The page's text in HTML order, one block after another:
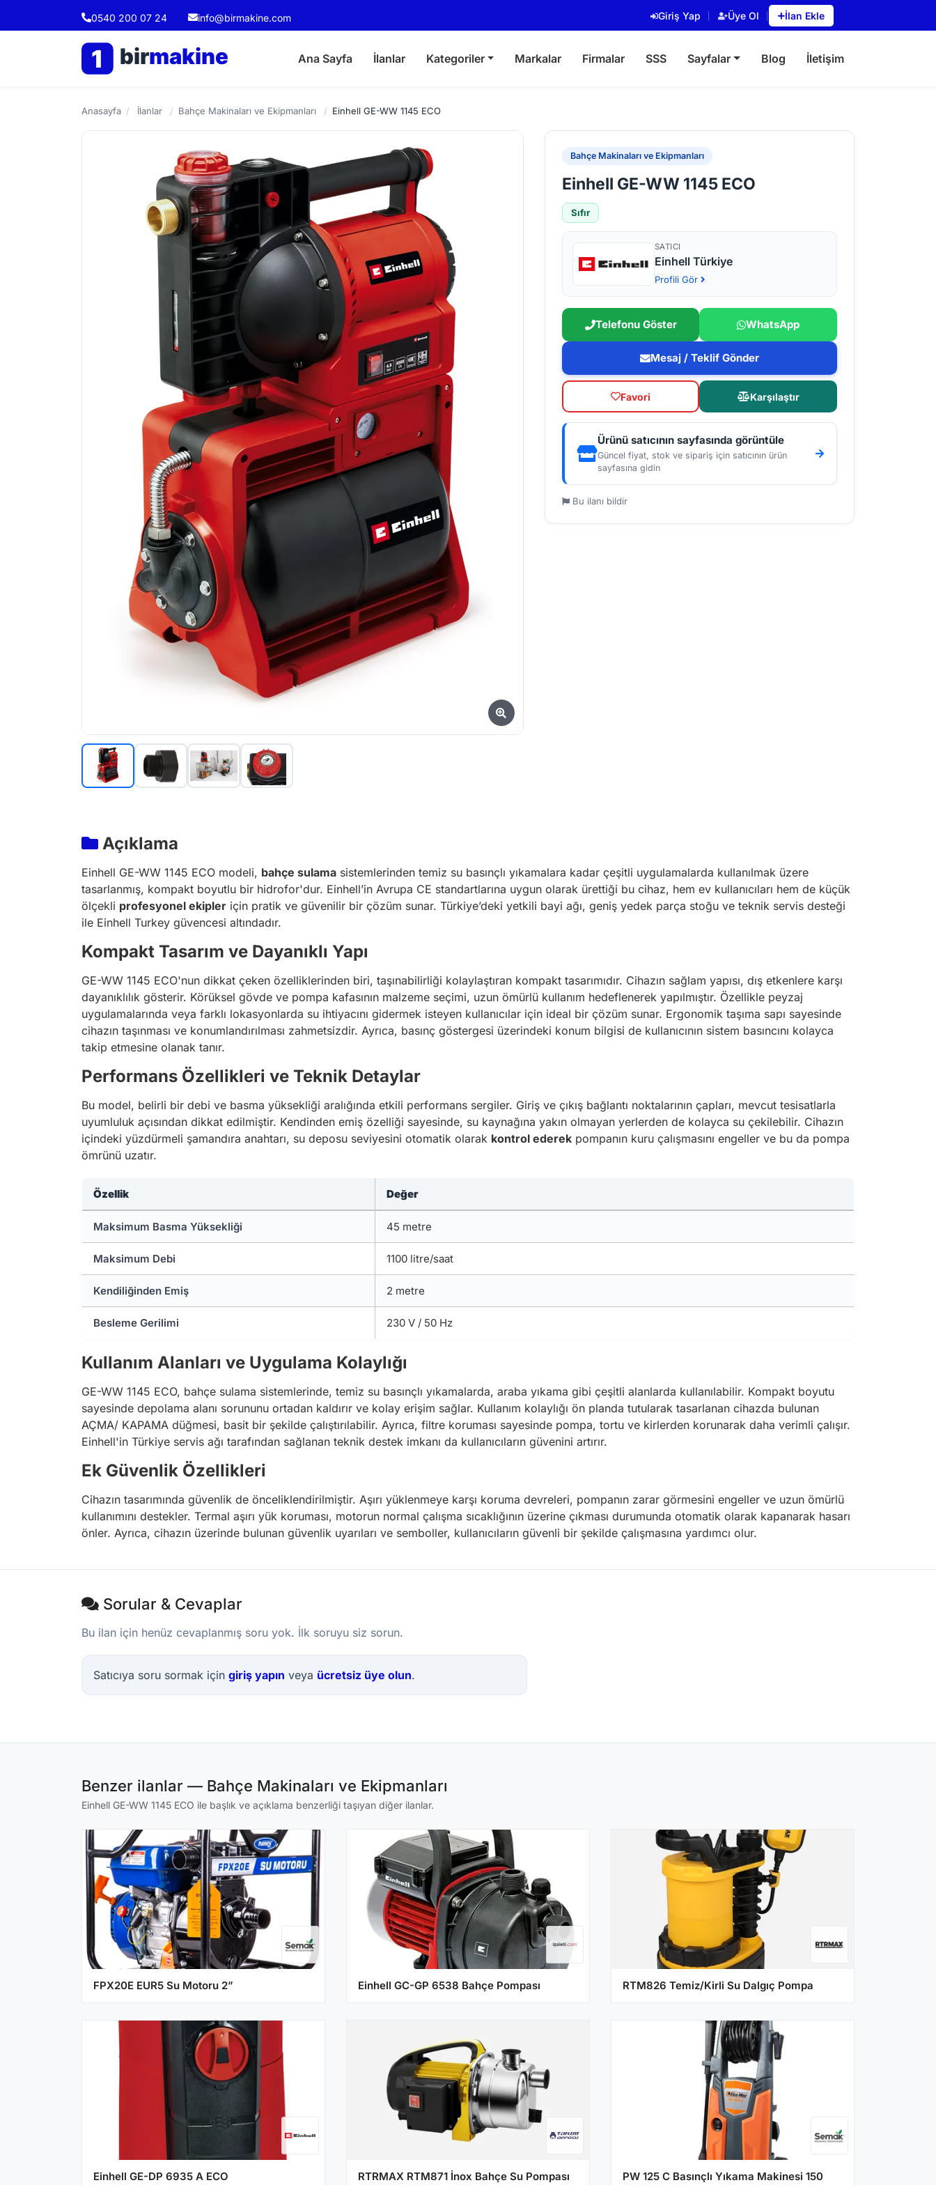
0540 200 07 24 info@birmakine.com Giriş Yap Üye Ol İlan Ekle
1 birmakine Ana Sayfa İlanlar Kategoriler Markalar Firmalar SSS Sayfalar Blog İletişim
Anasayfa / İlanlar / Bahçe Makinaları ve Ekipmanları / Einhell GE-WW 1145 ECO
Bahçe Makinaları ve Ekipmanları
Einhell GE-WW 1145 ECO
Sıfır
SATICI
Einhell Türkiye
Profili Gör
Telefonu Göster WhatsApp
Mesaj / Teklif Gönder
Favori Karşılaştır
Ürünü satıcının sayfasında görüntüle
Güncel fiyat, stok ve sipariş için satıcının ürün
sayfasına gidin
Bu ilanı bildir
Açıklama
Einhell GE-WW 1145 ECO modeli, bahçe sulama sistemlerinden temiz su basınçlı yıkamalara kadar çeşitli uygulamalarda kullanılmak üzere
tasarlanmış, kompakt boyutlu bir hidrofor'dur. Einhell’in Avrupa CE standartlarına uygun olarak ürettiği bu cihaz, hem ev kullanıcıları hem de küçük
ölçekli profesyonel ekipler için pratik ve güvenilir bir çözüm sunar. Türkiye’deki yetkili bayi ağı, geniş yedek parça stoğu ve teknik servis desteği
ile Einhell Turkey güvencesi altındadır.
Kompakt Tasarım ve Dayanıklı Yapı
GE-WW 1145 ECO'nun dikkat çeken özelliklerinden biri, taşınabilirliği kolaylaştıran kompakt tasarımıdır. Cihazın sağlam yapısı, dış etkenlere karşı
dayanıklılık gösterir. Körüksel gövde ve pompa kafasının malzeme seçimi, uzun ömürlü kullanım hedeflenerek yapılmıştır. Özellikle peyzaj
uygulamalarında veya farklı lokasyonlarda su ihtiyacını gidermek isteyen kullanıcılar için ideal bir çözüm sunar. Ergonomik taşıma sapı sayesinde
cihazın taşınması ve konumlandırılması zahmetsizdir. Ayrıca, basınç göstergesi üzerindeki konum bilgisi de kullanıcının sistem basıncını kolayca
takip etmesine olanak tanır.
Performans Özellikleri ve Teknik Detaylar
Bu model, belirli bir debi ve basma yüksekliği aralığında etkili performans sergiler. Giriş ve çıkış bağlantı noktalarının çapları, mevcut tesisatlarla
uyumluluk açısından dikkat edilmiştir. Kendinden emiş özelliği sayesinde, su kaynağına yakın olmayan yerlerden de kolayca su çekilebilir. Cihazın
içindeki yüzdürmeli şamandıra anahtarı, su deposu seviyesini otomatik olarak kontrol ederek pompanın kuru çalışmasını engeller ve bu da pompa
ömrünü uzatır.
Özellik Değer
Maksimum Basma Yüksekliği 45 metre
Maksimum Debi 1100 litre/saat
Kendiliğinden Emiş 2 metre
Besleme Gerilimi 230 V / 50 Hz
Kullanım Alanları ve Uygulama Kolaylığı
GE-WW 1145 ECO, bahçe sulama sistemlerinde, temiz su basınçlı yıkamalarda, araba yıkama gibi çeşitli alanlarda kullanılabilir. Kompakt boyutu
sayesinde depolama alanı sorununu ortadan kaldırır ve kolay erişim sağlar. Kullanım kolaylığı ön planda tutularak tasarlanan cihazda bulunan
AÇMA/ KAPAMA düğmesi, basit bir şekilde çalıştırılabilir. Ayrıca, filtre koruması sayesinde pompa, tortu ve kirlerden korunarak daha verimli çalışır.
Einhell'in Türkiye servis ağı tarafından sağlanan teknik destek imkanı da kullanıcıların güvenini artırır.
Ek Güvenlik Özellikleri
Cihazın tasarımında güvenlik de önceliklendirilmiştir. Aşırı yüklenmeye karşı koruma devreleri, pompanın zarar görmesini engeller ve uzun ömürlü
kullanımını destekler. Termal aşırı yük koruması, motorun normal çalışma sıcaklığının üzerine çıkması durumunda otomatik olarak kapanarak hasarı
önler. Ayrıca, cihazın üzerinde bulunan güvenlik uyarıları ve semboller, kullanıcıların güvenli bir şekilde çalışmasına yardımcı olur.
Sorular & Cevaplar
Bu ilan için henüz cevaplanmış soru yok. İlk soruyu siz sorun.
Satıcıya soru sormak için giriş yapın veya ücretsiz üye olun.
Benzer ilanlar — Bahçe Makinaları ve Ekipmanları
Einhell GE-WW 1145 ECO ile başlık ve açıklama benzerliği taşıyan diğer ilanlar.
FPX20E EUR5 Su Motoru 2” Einhell GC-GP 6538 Bahçe Pompası RTM826 Temiz/Kirli Su Dalgıç Pompa
Einhell GE-DP 6935 A ECO
RTRMAX RTM871 İnox Bahçe Su Pompası
PW 125 C Basınçlı Yıkama Makinesi 150